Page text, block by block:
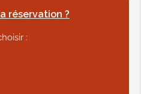
réservation ?
: